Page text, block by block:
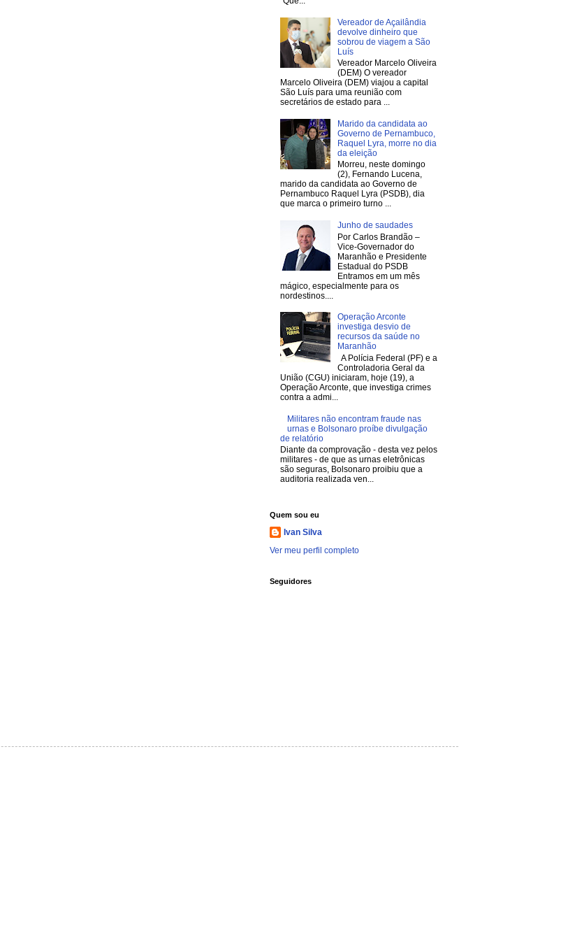
Vereador de Açailândia
devolve dinheiro que
sobrou de viagem a São
Luís
Vereador Marcelo Oliveira
(DEM) O vereador
Marcelo Oliveira (DEM) viajou a capital
São Luís para uma reunião com
secretários de estado para ...
Marido da candidata ao
Governo de Pernambuco,
Raquel Lyra, morre no dia
da eleição
Morreu, neste domingo
(2), Fernando Lucena,
marido da candidata ao Governo de
Pernambuco Raquel Lyra (PSDB), dia
que marca o primeiro turno ...
Junho de saudades
Por Carlos Brandão –
Vice-Governador do
Maranhão e Presidente
Estadual do PSDB
Entramos em um mês
mágico, especialmente para os
nordestinos....
Operação Arconte
investiga desvio de
recursos da saúde no
Maranhão
A Polícia Federal (PF) e a
Controladoria Geral da
União (CGU) iniciaram, hoje (19), a
Operação Arconte, que investiga crimes
contra a admi...
Militares não encontram fraude nas
urnas e Bolsonaro proíbe divulgação
de relatório
Diante da comprovação - desta vez pelos
militares - de que as urnas eletrônicas
são seguras, Bolsonaro proibiu que a
auditoria realizada ven...
Quem sou eu
Ivan Silva
Ver meu perfil completo
Seguidores